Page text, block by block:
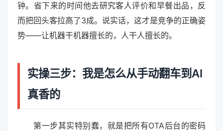
钟。省下来的时间他去研究客人评价和早餐出品，反
而把回头客拉高了3成。说实话，这才是竞争的正确姿
势——让机器干机器擅长的，人干人擅长的。
实操三步：我是怎么从手动翻车到AI
真香的
第一步其实特别蠢，就是把所有OTA后台的密码